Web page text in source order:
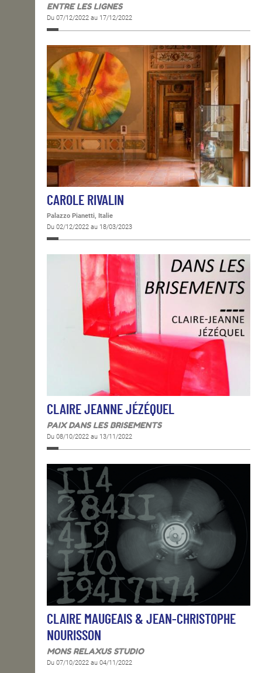
ENTRE LES LIGNES
Du 07/12/2022 au 17/12/2022
CAROLE RIVALIN
Palazzo Pianetti, Italie
Du 02/12/2022 au 18/03/2023
CLAIRE JEANNE JÉZÉQUEL
PAIX DANS LES BRISEMENTS
Du 08/10/2022 au 13/11/2022
CLAIRE MAUGEAIS & JEAN-CHRISTOPHE
NOURISSON
MONS RELAXUS STUDIO
Du 07/10/2022 au 04/11/2022